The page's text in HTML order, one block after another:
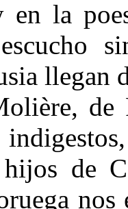
la
llegan
de
de
nos